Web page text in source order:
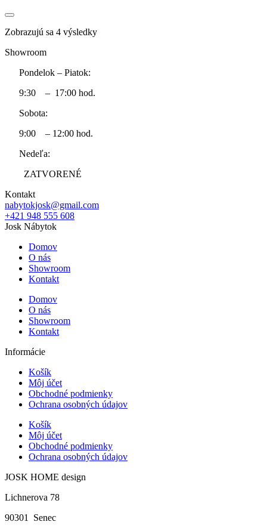
Zobrazujú sa 4 výsledkySorted
Showroom
Pondelok – Piatok:
9:30 – 17:00 hod.
Sobota:
9:00 – 12:00 hod.
Nedeľa:
ZATVORENÉ
Kontakt
nabytokjosk@gmail.com
+421 948 555 608
Josk Nábytok
Domov
O nás
Showroom
Kontakt
Domov
O nás
Showroom
Kontakt
Informácie
Košík
Môj účet
Obchodné podmienky
Ochrana osobných údajov
Košík
Môj účet
Obchodné podmienky
Ochrana osobných údajov
JOSK HOME design
Lichnerova 78
90301 Senec